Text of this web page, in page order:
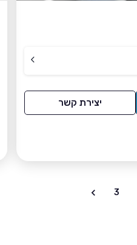
יצירת קשר
3